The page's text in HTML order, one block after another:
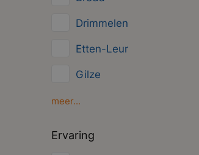
Drimmelen
Etten-Leur
Gilze
Oosterhout
meer...
Ervaring